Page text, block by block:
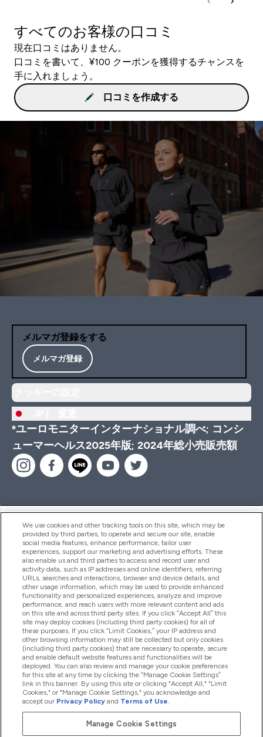
すべてのお客様の口コミ
現在口コミはありません。
口コミを書いて、¥100 クーポンを獲得するチャンスを
手に入れましょう。
口コミを作成する
メルマガ登録をする
メルマガ登録
*ユーロモニターインターナショナル調べ; コンシ
ューマーヘルス2025年版; 2024年総小売販売額
ヘルプ＆ガイド
商品について
会社概要
特典＆ポイント
2026 The Hut.com Ltd
We use cookies and other tracking tools on this site, which may be
provided by third parties, to operate and secure our site, enable
social media features, enhance performance, tailor user
experiences, support our marketing and advertising efforts. These
also enable us and third parties to access and record user and
activity data, such as IP addresses and online identifiers, referring
URLs, searches and interactions, browser and device details, and
other usage information, which may be used to provide enhanced
functionality and personalized experiences, analyze and improve
performance, and reach users with more relevant content and ads
on this site and across third party sites. If you click “Accept All” this
site may deploy cookies (including third party cookies) for all of
these purposes. If you click “Limit Cookies,” your IP address and
other browsing information may still be collected but only cookies
(including third party cookies) that are necessary to operate, secure
and enable default website features and functionalities will be
deployed. You can also review and manage your cookie preferences
for this site at any time by clicking the “Manage Cookie Settings”
link in this banner. By using this site or clicking "Accept All," "Limit
Cookies," or "Manage Cookie Settings," you acknowledge and
accept our Privacy Policy and Terms of Use.
Manage Cookie Settings